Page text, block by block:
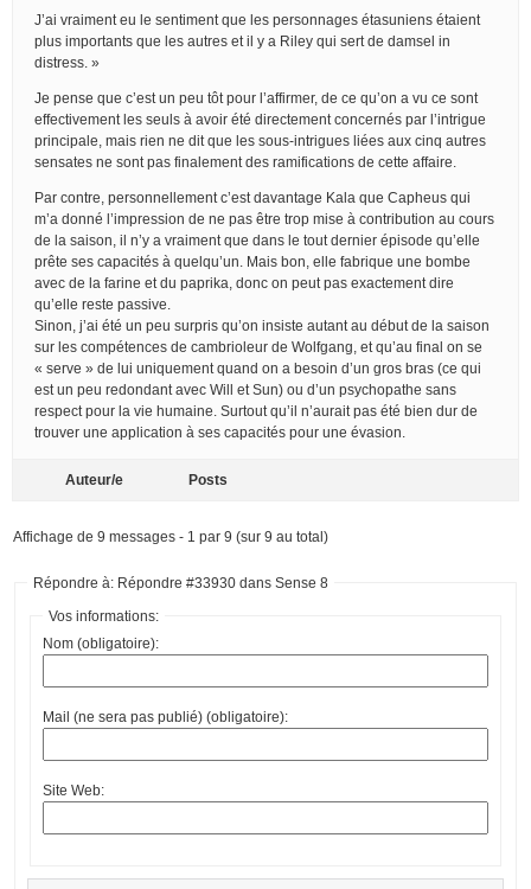
J’ai vraiment eu le sentiment que les personnages étasuniens étaient
plus importants que les autres et il y a Riley qui sert de damsel in
distress. »
Je pense que c’est un peu tôt pour l’affirmer, de ce qu’on a vu ce sont
effectivement les seuls à avoir été directement concernés par l’intrigue
principale, mais rien ne dit que les sous-intrigues liées aux cinq autres
sensates ne sont pas finalement des ramifications de cette affaire.
Par contre, personnellement c’est davantage Kala que Capheus qui
m’a donné l’impression de ne pas être trop mise à contribution au cours
de la saison, il n’y a vraiment que dans le tout dernier épisode qu’elle
prête ses capacités à quelqu’un. Mais bon, elle fabrique une bombe
avec de la farine et du paprika, donc on peut pas exactement dire
qu’elle reste passive.
Sinon, j’ai été un peu surpris qu’on insiste autant au début de la saison
sur les compétences de cambrioleur de Wolfgang, et qu’au final on se
« serve » de lui uniquement quand on a besoin d’un gros bras (ce qui
est un peu redondant avec Will et Sun) ou d’un psychopathe sans
respect pour la vie humaine. Surtout qu’il n’aurait pas été bien dur de
trouver une application à ses capacités pour une évasion.
Auteur/e Posts
Affichage de 9 messages - 1 par 9 (sur 9 au total)
Répondre à: Répondre #33930 dans Sense 8
Vos informations:
Nom (obligatoire):
Mail (ne sera pas publié) (obligatoire):
Site Web: